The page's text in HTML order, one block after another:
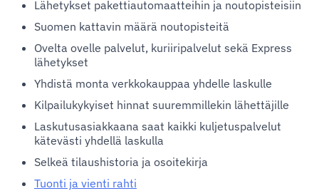
Lähetykset pakettiautomaatteihin ja noutopisteisiin
Suomen kattavin määrä noutopisteitä
Ovelta ovelle palvelut, kuriiripalvelut sekä Express
lähetykset
Yhdistä monta verkkokauppaa yhdelle laskulle
Kilpailukykyiset hinnat suuremmillekin lähettäjille
Laskutusasiakkaana saat kaikki kuljetuspalvelut
kätevästi yhdellä laskulla
Selkeä tilaushistoria ja osoitekirja
Tuonti ja vienti rahti